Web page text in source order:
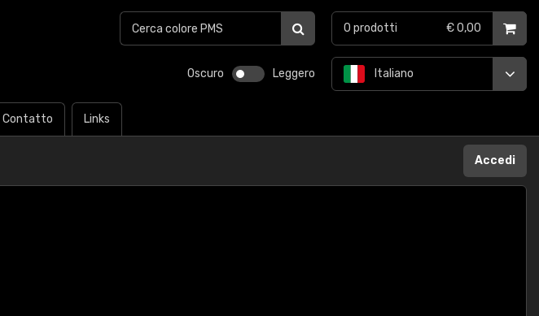
Oscuro Leggero
Contatto Links
Italiano
0 prodotti € 0,00
Accedi